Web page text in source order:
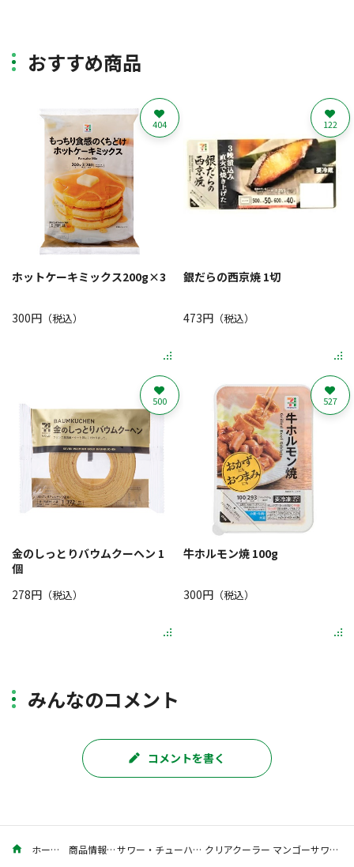
おすすめ商品
ホットケーキミックス200g×3
300円 （税込）
404
銀だらの西京焼 1切
473円（税込）
122
金のしっとりバウムクーヘン 1
個
278円 （税込）
500
牛ホルモン焼 100g
300円（税込）
527
みんなのコメント
コメントを書く
ホーム 商品情報 サワー・チューハイ クリアクーラー マンゴーサワー 350ml